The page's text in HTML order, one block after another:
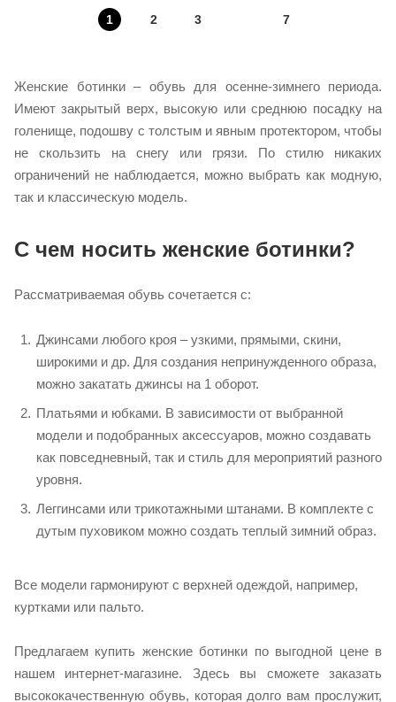
1 2 3 7
Женские ботинки – обувь для осенне-зимнего периода.
Имеют закрытый верх, высокую или среднюю посадку на
голенище, подошву с толстым и явным протектором, чтобы
не скользить на снегу или грязи. По стилю никаких
ограничений не наблюдается, можно выбрать как модную,
так и классическую модель.
С чем носить женские ботинки?
Рассматриваемая обувь сочетается с:
Джинсами любого кроя – узкими, прямыми, скини,
широкими и др. Для создания непринужденного образа,
можно закатать джинсы на 1 оборот.
Платьями и юбками. В зависимости от выбранной
модели и подобранных аксессуаров, можно создавать
как повседневный, так и стиль для мероприятий разного
уровня.
Леггинсами или трикотажными штанами. В комплекте с
дутым пуховиком можно создать теплый зимний образ.
Все модели гармонируют с верхней одеждой, например,
куртками или пальто.
Предлагаем купить женские ботинки по выгодной цене в
нашем интернет-магазине. Здесь вы сможете заказать
высококачественную обувь, которая долго вам прослужит,